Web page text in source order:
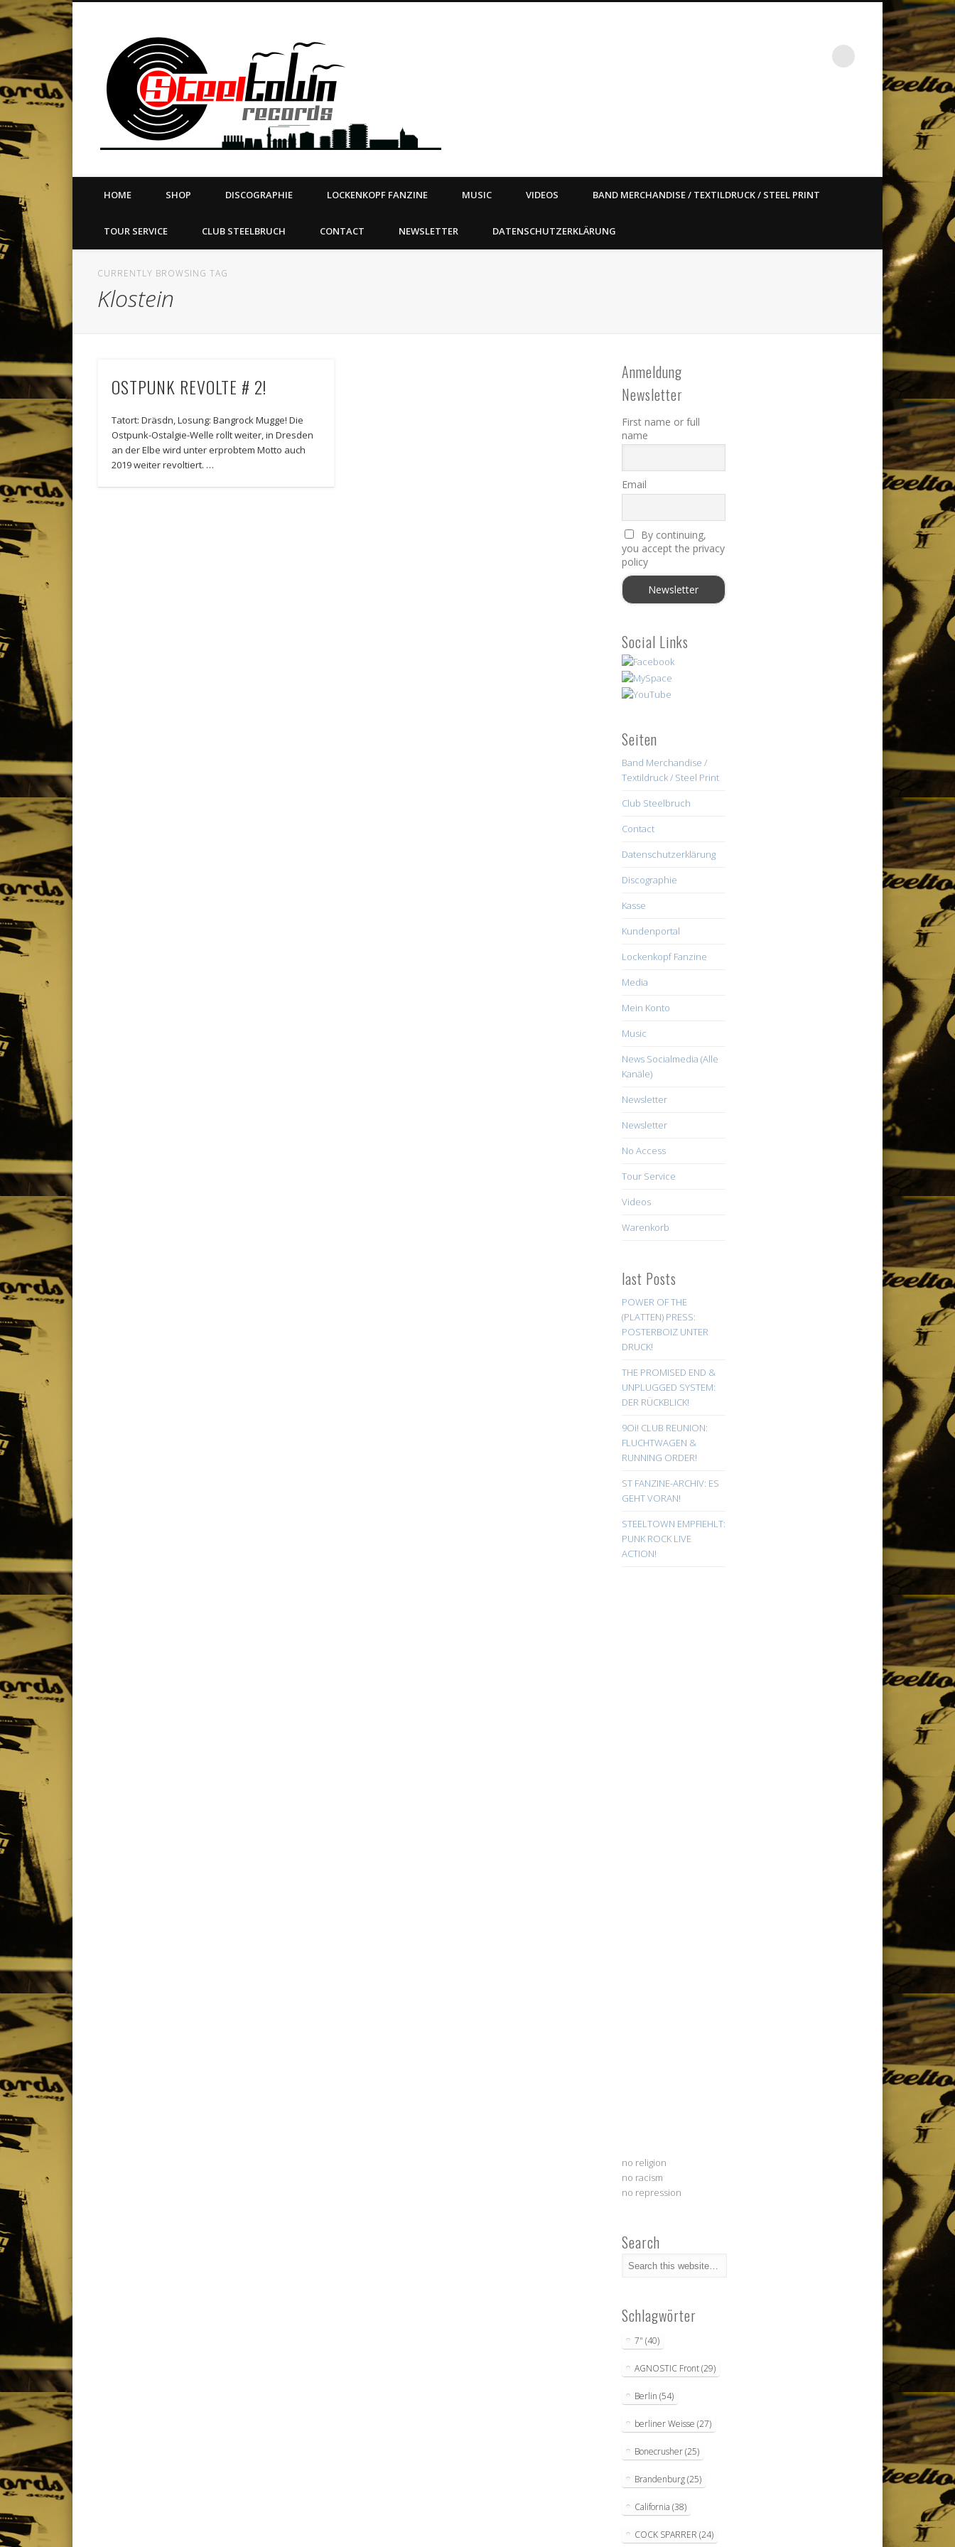
Steeltown Records – East ain`t dead so straight
LABEL | MERCH | PRINT | DIY | FANZINE | TOURSERVICE | BOOKING
VimeoDribble LinkedIn
HOME SHOP DISCOGRAPHIE LOCKENKOPF FANZINE MUSIC VIDEOS BAND MERCHANDISE / TEXTILDRUCK / STEEL PRINT
TOUR SERVICE CLUB STEELBRUCH CONTACT NEWSLETTER DATENSCHUTZERKLÄRUNG
CURRENTLY BROWSING TAG
Klostein
OSTPUNK REVOLTE # 2!
Tatort: Dräsdn, Losung: Bangrock Mugge! Die
Ostpunk-Ostalgie-Welle rollt weiter, in Dresden
an der Elbe wird unter erprobtem Motto auch
2019 weiter revoltiert. …
Anmeldung
Newsletter
First name or full
name
Email
By continuing,
you accept the privacy
policy
Social Links
Seiten
Band Merchandise /
Textildruck / Steel Print
Club Steelbruch
Contact
Datenschutzerklärung
Discographie
Kasse
Kundenportal
Lockenkopf Fanzine
Media
Mein Konto
Music
News Socialmedia (Alle
Kanäle)
Newsletter
Newsletter
No Access
Tour Service
Videos
Warenkorb
last Posts
POWER OF THE
(PLATTEN) PRESS:
POSTERBOIZ UNTER
DRUCK!
THE PROMISED END &
UNPLUGGED SYSTEM:
DER RÜCKBLICK!
9Oi! CLUB REUNION:
FLUCHTWAGEN &
RUNNING ORDER!
ST FANZINE-ARCHIV: ES
GEHT VORAN!
STEELTOWN EMPFIEHLT:
PUNK ROCK LIVE
ACTION!
no religion
no racism
no repression
Search
Schlagwörter
7" (40)
AGNOSTIC Front(29)
Berlin (54)
berliner Weisse (27)
Bonecrusher(25)
Brandenburg(25)
California (38)
COCK SPARRER (24)